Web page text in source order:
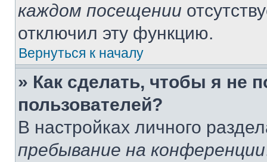
каждом посещении
отключил эту функцию.
Вернуться к началу
» Как сделать, чтобы я не
пользователей?
В настройках личного
пребывание на конференции